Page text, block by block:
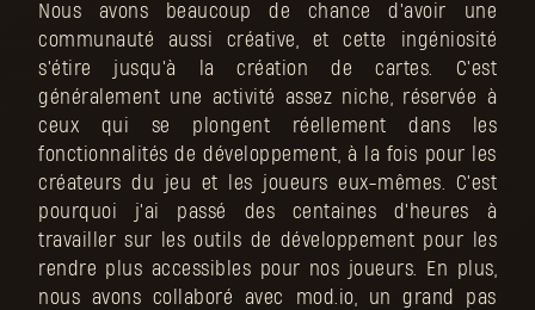
Nous avons beaucoup de chance d'avoir une
communauté aussi créative, et cette ingéniosité
s'étire jusqu'à la création de cartes. C'est
généralement une activité assez niche, réservée à
ceux qui se plongent réellement dans les
fonctionnalités de développement, à la fois pour les
créateurs du jeu et les joueurs eux-mêmes. C'est
pourquoi j'ai passé des centaines d'heures à
travailler sur les outils de développement pour les
rendre plus accessibles pour nos joueurs. En plus,
nous avons collaboré avec mod.io, un grand pas